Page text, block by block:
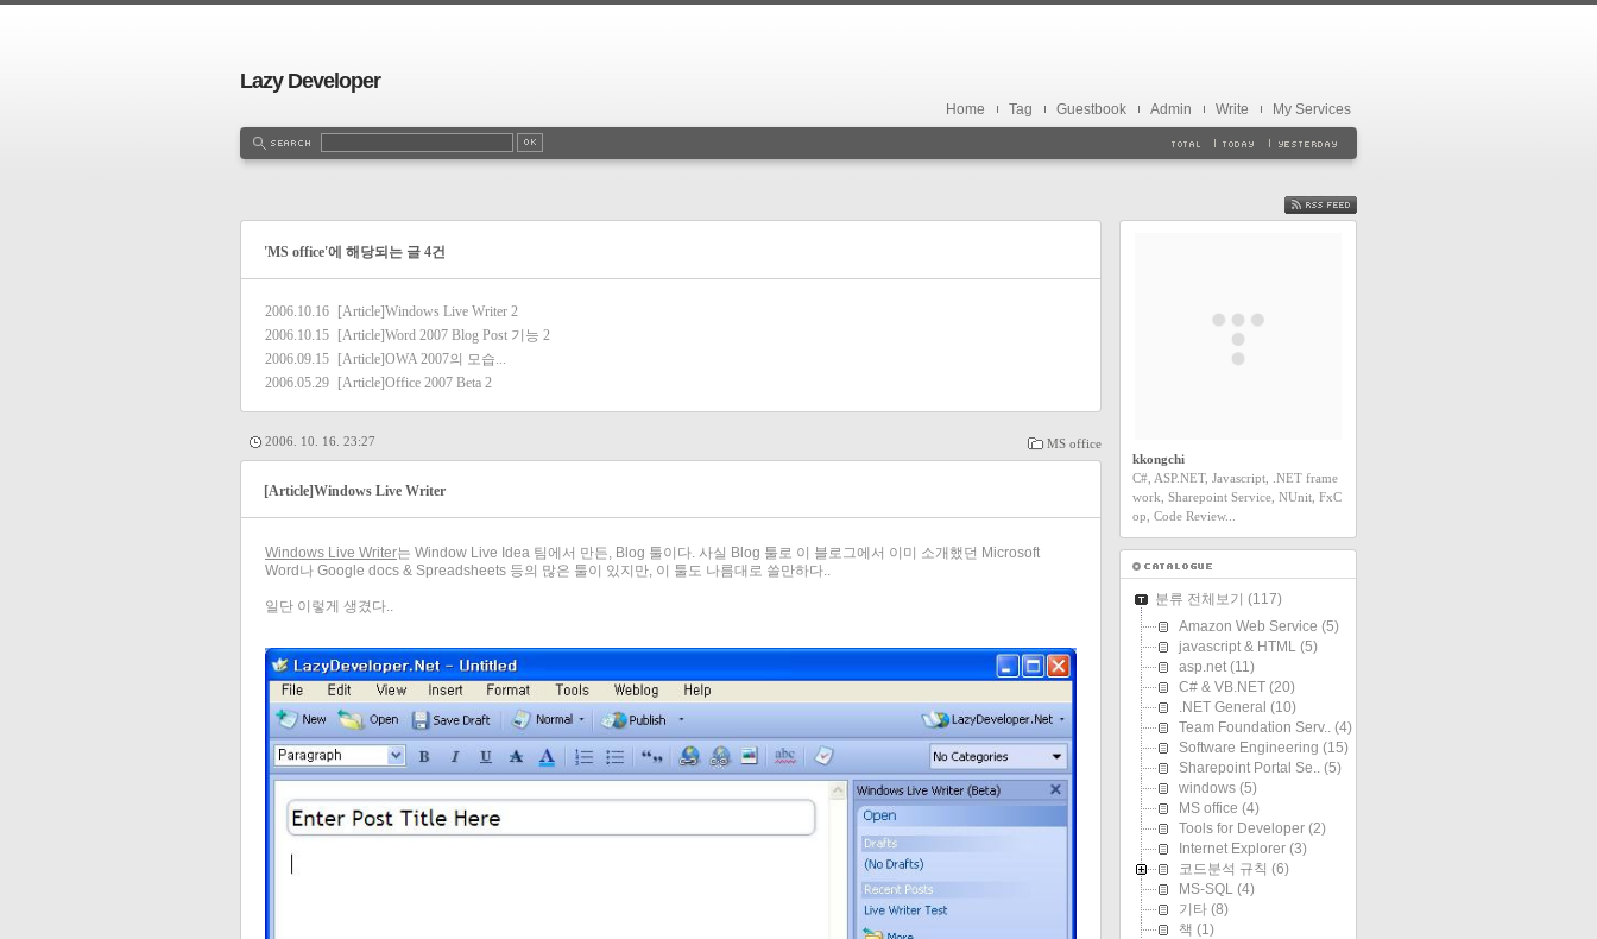
Lazy Developer
Home Tag Guestbook Admin Write My Services
'MS office'에 해당되는 글 4건
2006.10.16 [Article]Windows Live Writer 2
2006.10.15
[Article]Word 2007 Blog Post 기능 2
2006.09.15
[Article]OWA 2007의 모습...
2006.05.29
[Article]Office 2007 Beta 2
MS office
2006. 10. 16. 23:27
[Article]Windows Live Writer
Windows Live Writer는 Window Live Idea 팀에서 만든, Blog 툴이다. 사실 Blog 툴로 이 블로그에서 이미 소개했던 Microsoft
Word나 Google docs & Spreadsheets 등의 많은 툴이 있지만, 이 툴도 나름대로 쓸만하다..
일단 이렇게 생겼다..
FEED
kkongchi
C#, ASP.NET, Javascript, .NET frame
work, Sharepoint Service, NUnit, FxC
op, Code Review...
분류 전체보기 (117)
Amazon Web Service (5)
javascript & HTML (5)
asp.net (11)
C# & VB.NET (20)
.NET General (10)
Team Foundation Serv.. (4)
Software Engineering (15)
Sharepoint Portal Se.. (5)
windows (5)
MS office (4)
Tools for Developer (2)
Internet Explorer (3)
코드분석 규칙 (6)
MS-SQL (4)
기타 (8)
책 (1)